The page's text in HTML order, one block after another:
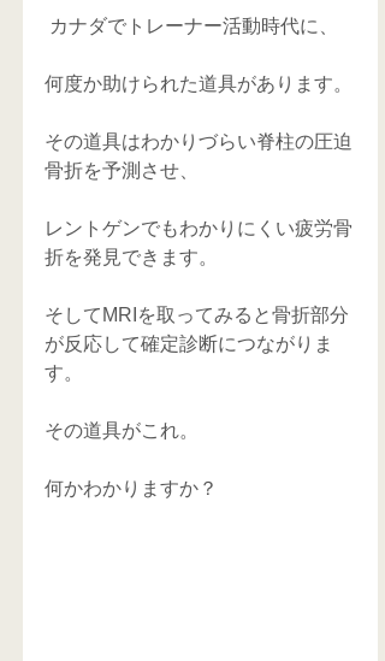
カナダでトレーナー活動時代に、
何度か助けられた道具があります。
その道具はわかりづらい脊柱の圧迫
骨折を予測させ、
レントゲンでもわかりにくい疲労骨
折を発見できます。
そしてMRIを取ってみると骨折部分
が反応して確定診断につながりま
す。
その道具がこれ。
何かわかりますか？